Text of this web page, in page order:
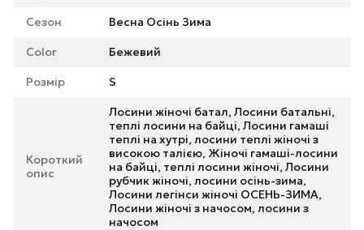
Сезон Весна Осінь Зима
Color Бежевий
Розмір S
Короткий
опис
Лосини жіночі батал, Лосини батальні,
теплі лосини на байці, Лосини гамаші
теплі на хутрі, лосини теплі жіночі з
високою талією, Жіночі гамаші-лосини
на байці, теплі лосини жіночі, Лосини
рубчик жіночі, лосини осінь-зима,
Лосини легінси жіночі ОСЕНЬ-ЗИМА,
Лосини жіночі з начосом, лосини з
начосом